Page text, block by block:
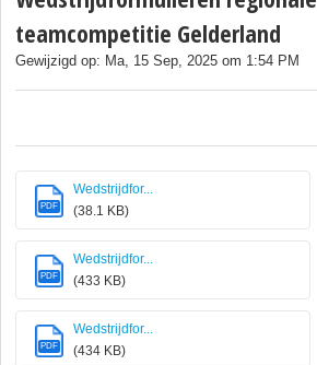
teamcompetitie Gelderland
Gewijzigd op: Ma, 15 Sep, 2025 om 1:54 PM
PDF
Wedstrijdfor...
(38.1 KB)
PDF
Wedstrijdfor...
(433 KB)
PDF
Wedstrijdfor...
(434 KB)